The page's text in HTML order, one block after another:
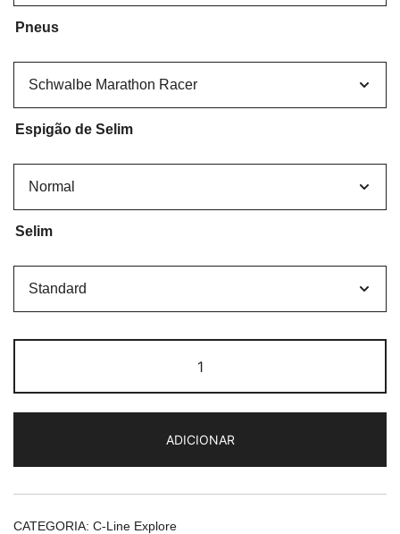
Pneus
Espigão de Selim
Selim
de
Brompton
Line
Palm
Green
ADICIONAR
CATEGORIA: C-Line Explore